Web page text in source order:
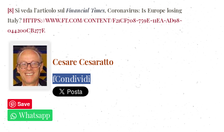
[8] Si veda l’articolo sul Financial Times, Coronavirus: Is Europe losing
Italy? HTTPS://WWW.FT.COM/CONTENT/F21CF708-759E-11EA-AD98-
044200CB277F.
Cesare Cesaratto
fCondividi
Save
Whatsapp